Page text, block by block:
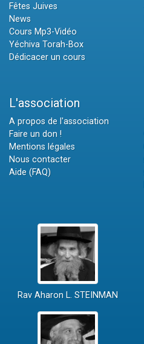
Fêtes Juives
News
Cours Mp3-Vidéo
Yéchiva Torah-Box
Dédicacer un cours
L'association
A propos de l'association
Faire un don !
Mentions légales
Nous contacter
Aide (FAQ)
Rav Aharon L. STEINMAN